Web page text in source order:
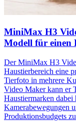
MiniMax H3
Modell für
Der MiniMax H3
Haustierbereich eine
Tierfoto in mehrere
Video Maker kann er
Haustiermarken
Kamerabewegungen
Produktionsbudgets